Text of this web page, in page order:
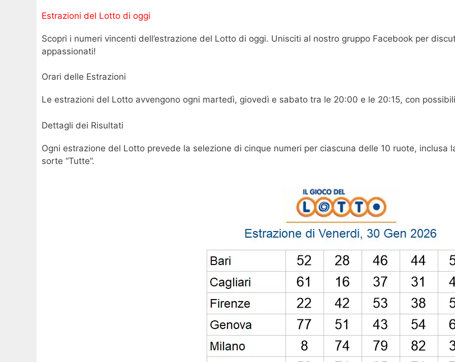
Estrazioni del Lotto di oggi
Scopri i numeri vincenti dell’estrazione del Lotto di oggi. Unisciti al nostro gruppo Facebook per
appassionati!
Orari delle Estrazioni
Le estrazioni del Lotto avvengono ogni martedì, giovedì e sabato tra le 20:00 e le 20:15, con
Dettagli dei Risultati
Ogni estrazione del Lotto prevede la selezione di cinque numeri per ciascuna delle 10 ruote, inclusa
sorte “Tutte”.